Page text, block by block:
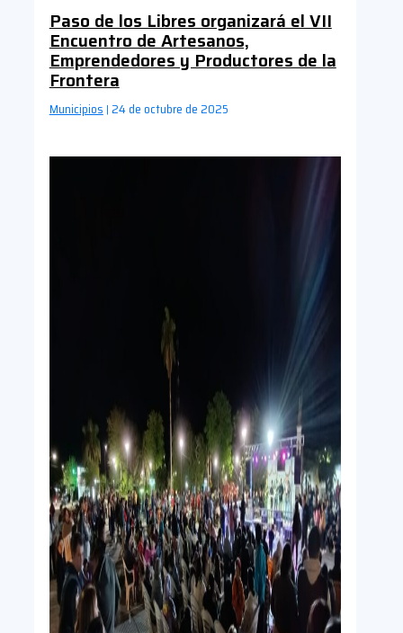
Paso de los Libres organizará el VII
Encuentro de Artesanos,
Emprendedores y Productores de la
Frontera
Municipios | 24 de octubre de 2025